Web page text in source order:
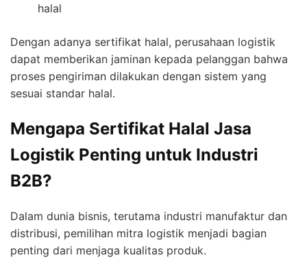
halal
Dengan adanya sertifikat halal, perusahaan logistik
dapat memberikan jaminan kepada pelanggan bahwa
proses pengiriman dilakukan dengan sistem yang
sesuai standar halal.
Mengapa Sertifikat Halal Jasa
Logistik Penting untuk Industri
B2B?
Dalam dunia bisnis, terutama industri manufaktur dan
distribusi, pemilihan mitra logistik menjadi bagian
penting dari menjaga kualitas produk.